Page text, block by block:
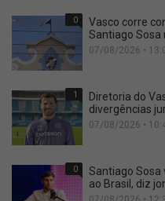
0
Vasco corre
Santiago Sosa
07/08/2026 •
1
Diretoria do
divergências
07/08/2026 •
0
Santiago Sosa
ao Brasil, diz